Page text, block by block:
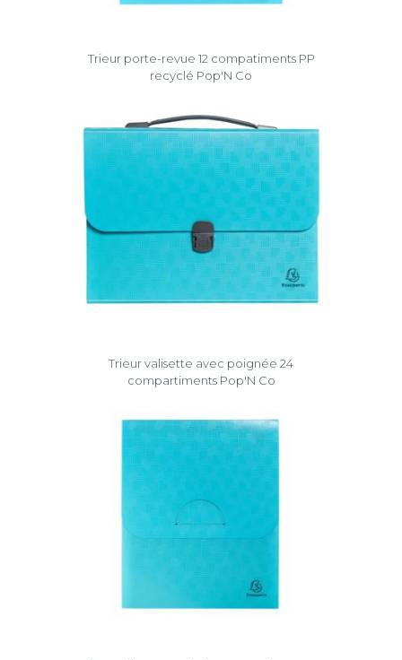
Trieur porte-revue 12 compatiments PP
recyclé Pop'N Co
Trieur valisette avec poignée 24
compartiments Pop'N Co